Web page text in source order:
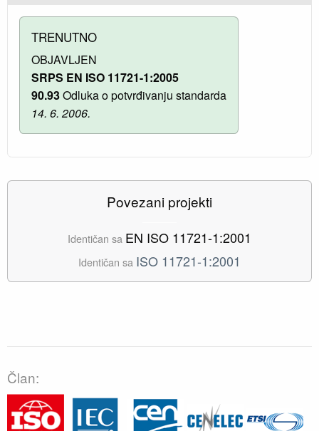
TRENUTNO
OBJAVLJEN
SRPS EN ISO 11721-1:2005
90.93Odluka o potvrđivanju standarda
14. 6. 2006.
Povezani projekti
Identičan sa EN ISO 11721-1:2001
Identičan sa ISO 11721-1:2001
Član: